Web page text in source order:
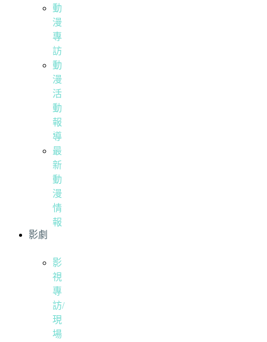
動
漫
專
訪
動
漫
活
動
報
導
最
新
動
漫
情
報
影劇
影
視
專
訪/
現
場